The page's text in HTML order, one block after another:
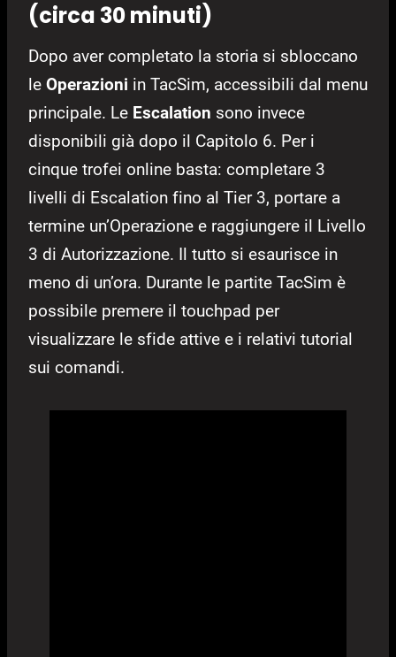
(circa 30 minuti)
Dopo aver completato la storia si sbloccano
le Operazioni in TacSim, accessibili dal menu
principale. Le Escalation sono invece
disponibili già dopo il Capitolo 6. Per i
cinque trofei online basta: completare 3
livelli di Escalation fino al Tier 3, portare a
termine un’Operazione e raggiungere il Livello
3 di Autorizzazione. Il tutto si esaurisce in
meno di un’ora. Durante le partite TacSim è
possibile premere il touchpad per
visualizzare le sfide attive e i relativi tutorial
sui comandi.